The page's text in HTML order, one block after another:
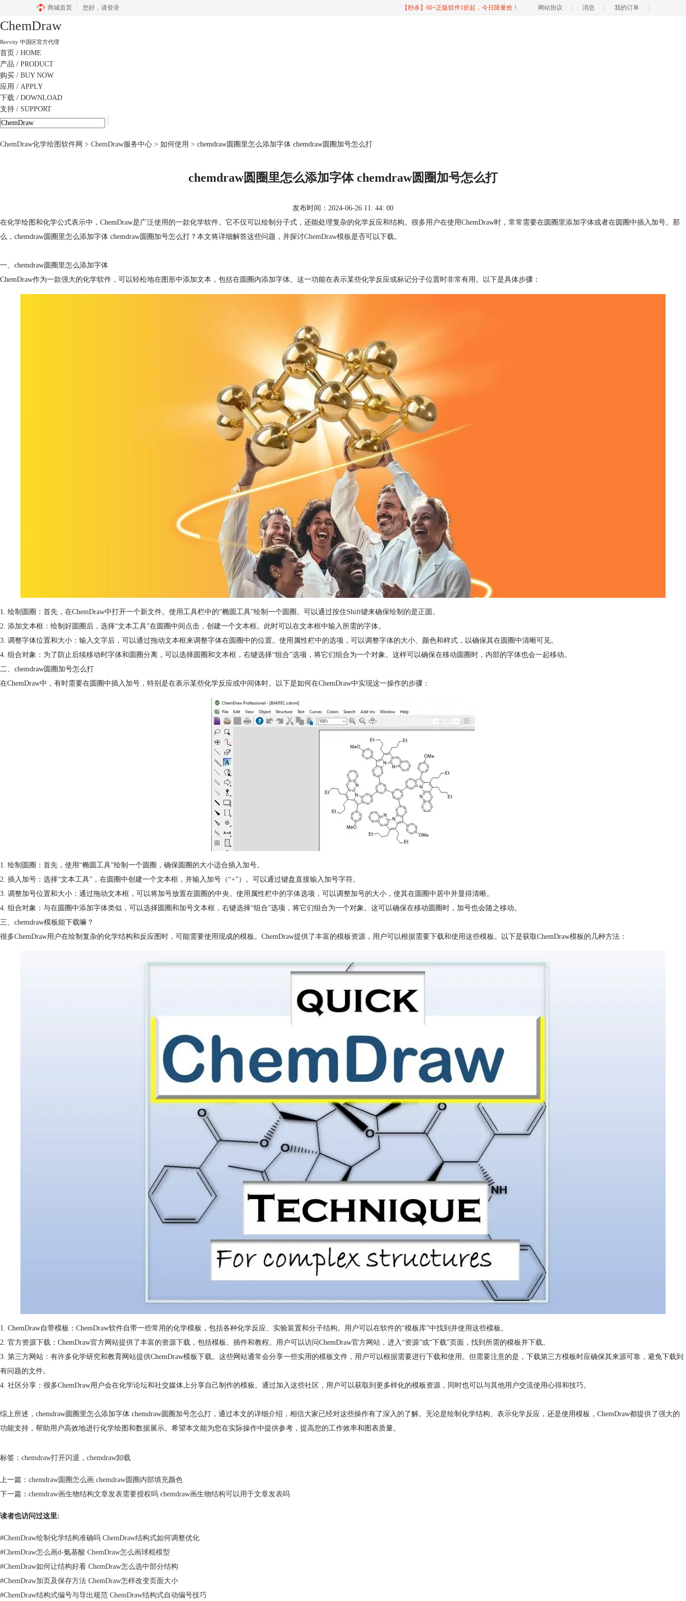
商城首页 您好， 请登录 【秒杀】60+正版软件1折起，今日限量抢！ 网站协议 消息 我的订单
ChemDraw
Revvity 中国区官方代理
首页 / HOME
产品 / PRODUCT
购买 / BUY NOW
应用 / APPLY
下载 / DOWNLOAD
支持 / SUPPORT
ChemDraw化学绘图软件网 > ChemDraw服务中心 > 如何使用 > chemdraw圆圈里怎么添加字体 chemdraw圆圈加号怎么打
chemdraw圆圈里怎么添加字体 chemdraw圆圈加号怎么打
发布时间：2024-06-26 11: 44: 00
在化学绘图和化学公式表示中，ChemDraw是广泛使用的一款化学软件。它不仅可以绘制分子式，还能处理复杂的化学反应和结构。很多用户在使用ChemDraw时，常常需要在圆圈里添加字体或者在圆圈中插入加号。那
么，chemdraw圆圈里怎么添加字体 chemdraw圆圈加号怎么打？本文将详细解答这些问题，并探讨ChemDraw模板是否可以下载。
一、chemdraw圆圈里怎么添加字体
ChemDraw作为一款强大的化学软件，可以轻松地在图形中添加文本，包括在圆圈内添加字体。这一功能在表示某些化学反应或标记分子位置时非常有用。以下是具体步骤：
1. 绘制圆圈：首先，在ChemDraw中打开一个新文件。使用工具栏中的“椭圆工具”绘制一个圆圈。可以通过按住Shift键来确保绘制的是正圆。
2. 添加文本框：绘制好圆圈后，选择“文本工具”在圆圈中间点击，创建一个文本框。此时可以在文本框中输入所需的字体。
3. 调整字体位置和大小：输入文字后，可以通过拖动文本框来调整字体在圆圈中的位置。使用属性栏中的选项，可以调整字体的大小、颜色和样式，以确保其在圆圈中清晰可见。
4. 组合对象：为了防止后续移动时字体和圆圈分离，可以选择圆圈和文本框，右键选择“组合”选项，将它们组合为一个对象。这样可以确保在移动圆圈时，内部的字体也会一起移动。
二、chemdraw圆圈加号怎么打
在ChemDraw中，有时需要在圆圈中插入加号，特别是在表示某些化学反应或中间体时。以下是如何在ChemDraw中实现这一操作的步骤：
1. 绘制圆圈：首先，使用“椭圆工具”绘制一个圆圈，确保圆圈的大小适合插入加号。
2. 插入加号：选择“文本工具”，在圆圈中创建一个文本框，并输入加号（“+”）。可以通过键盘直接输入加号字符。
3. 调整加号位置和大小：通过拖动文本框，可以将加号放置在圆圈的中央。使用属性栏中的字体选项，可以调整加号的大小，使其在圆圈中居中并显得清晰。
4. 组合对象：与在圆圈中添加字体类似，可以选择圆圈和加号文本框，右键选择“组合”选项，将它们组合为一个对象。这可以确保在移动圆圈时，加号也会随之移动。
三、chemdraw模板能下载嘛？
很多ChemDraw用户在绘制复杂的化学结构和反应图时，可能需要使用现成的模板。ChemDraw提供了丰富的模板资源，用户可以根据需要下载和使用这些模板。以下是获取ChemDraw模板的几种方法：
1. ChemDraw自带模板：ChemDraw软件自带一些常用的化学模板，包括各种化学反应、实验装置和分子结构。用户可以在软件的“模板库”中找到并使用这些模板。
2. 官方资源下载：ChemDraw官方网站提供了丰富的资源下载，包括模板、插件和教程。用户可以访问ChemDraw官方网站，进入“资源”或“下载”页面，找到所需的模板并下载。
3. 第三方网站：有许多化学研究和教育网站提供ChemDraw模板下载。这些网站通常会分享一些实用的模板文件，用户可以根据需要进行下载和使用。但需要注意的是，下载第三方模板时应确保其来源可靠，避免下载到
有问题的文件。
4. 社区分享：很多ChemDraw用户会在化学论坛和社交媒体上分享自己制作的模板。通过加入这些社区，用户可以获取到更多样化的模板资源，同时也可以与其他用户交流使用心得和技巧。
综上所述，chemdraw圆圈里怎么添加字体 chemdraw圆圈加号怎么打，通过本文的详细介绍，相信大家已经对这些操作有了深入的了解。无论是绘制化学结构、表示化学反应，还是使用模板，ChemDraw都提供了强大的
功能支持，帮助用户高效地进行化学绘图和数据展示。希望本文能为您在实际操作中提供参考，提高您的工作效率和图表质量。
标签： chemdraw打开闪退 ， chemdraw卸载
上一篇： chemdraw圆圈怎么画 chemdraw圆圈内部填充颜色
下一篇： chemdraw画生物结构文章发表需要授权吗 chemdraw画生物结构可以用于文章发表吗
读者也访问过这里:
#ChemDraw绘制化学结构准确吗 ChemDraw结构式如何调整优化
#ChemDraw怎么画d-氨基酸 ChemDraw怎么画球棍模型
#ChemDraw如何让结构好看 ChemDraw怎么选中部分结构
#ChemDraw加页及保存方法 ChemDraw怎样改变页面大小
#ChemDraw结构式编号与导出规范 ChemDraw结构式自动编号技巧